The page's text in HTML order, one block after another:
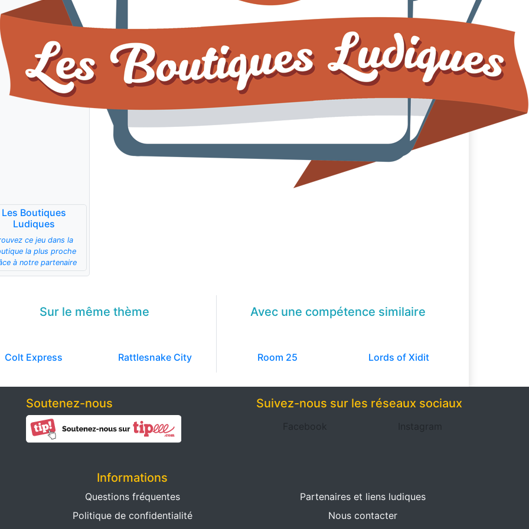
Les Boutiques
Ludiques
ce jeu dans la
la plus proche
à notre partenaire
Sur le même thème
Colt Express Rattlesnake City
Avec une compétence similaire
Room 25 Lords of Xidit
Soutenez-nous Suivez-nous sur les réseaux sociaux
Facebook Instagram
Informations
Questions fréquentes
Partenaires et liens ludiques
Politique de confidentialité Nous contacter